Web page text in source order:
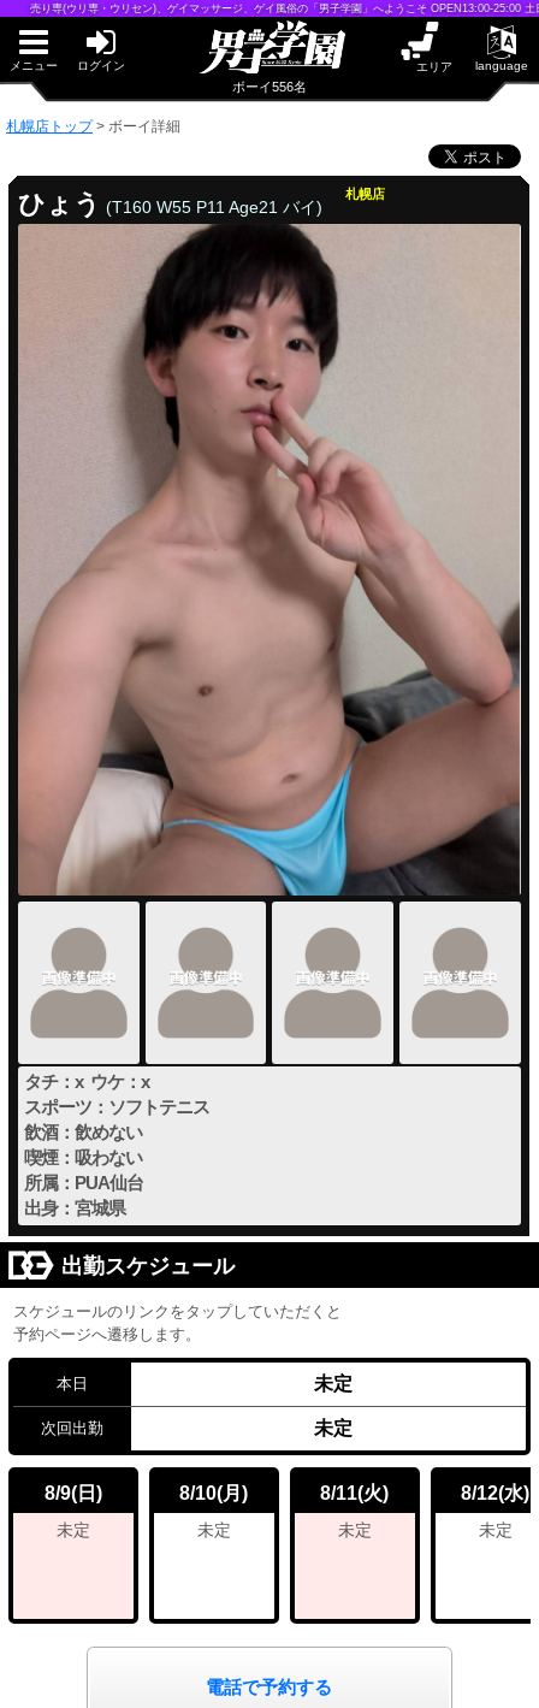
売り専(ウリ専・ウリセン)、ゲイマッサージ、ゲイ風俗の「男子学園」へようこそ OPEN13:00-25:00 土日
札幌店
メニュー ログイン エリア language
ボーイ556名
サテライト大宮
PUA'蒲田
PUA'羽田
PUA'吉祥寺
PUA立川
PUA町田
PUA四日市
PUA津
×閉じる
PUA和歌山
PUA奈良
PUA加古川
×閉じる
PUA鹿児島
×閉じる
札幌店トップ> ボーイ詳細
ひょう (T160 W55 P11 Age21 バイ)
タチ：x ウケ：x
スポーツ：ソフトテニス
飲酒：飲めない
喫煙：吸わない
所属：PUA仙台
出身：宮城県
出勤スケジュール
スケジュールのリンクをタップしていただくと
予約ページへ遷移します。
本日 未定
次回出勤 未定
8/9(日)
未定
8/10(月)
未定
8/11(火)
未定
8/12(水)
未定
電話で予約する